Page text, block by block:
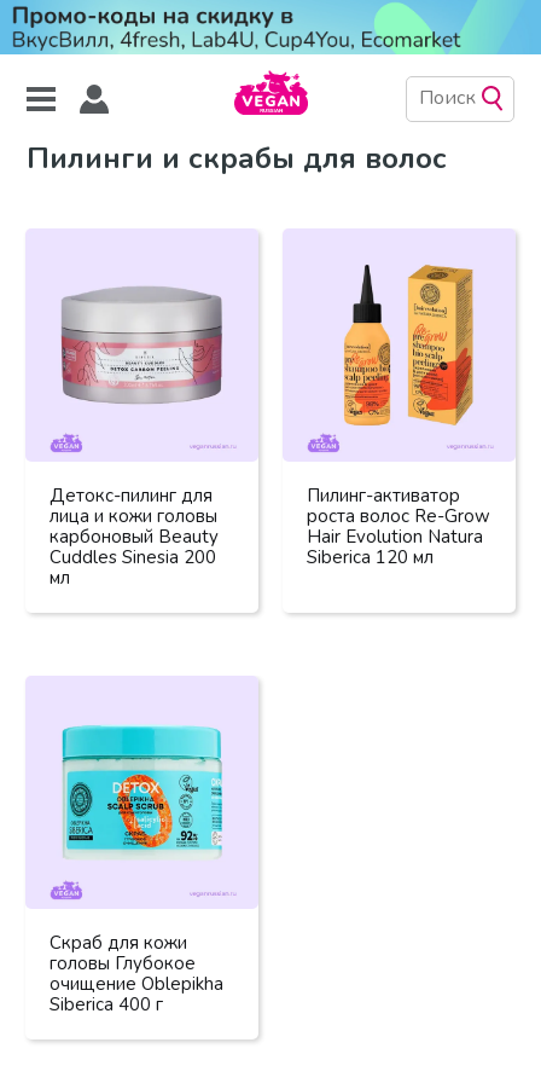
Пилинги и скрабы для волос
Детокс-пилинг для
лица и кожи головы
карбоновый Beauty
Cuddles Sinesia 200
мл
Пилинг-активатор
роста волос Re-Grow
Hair Evolution Natura
Siberica 120 мл
Скраб для кожи
головы Глубокое
очищение Oblepikha
Siberica 400 г